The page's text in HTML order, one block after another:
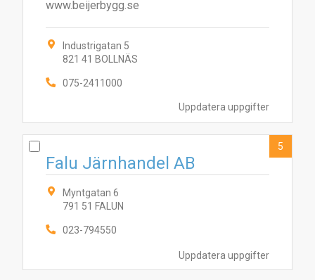
Uppdatera uppgifter
www.beijerbygg.se
Industrigatan 5
821 41 BOLLNÄS
075-2411000
Uppdatera uppgifter
Falu Järnhandel AB
Myntgatan 6
791 51 FALUN
023-794550
5